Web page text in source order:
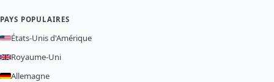
PAYS POPULAIRES
États-Unis d'Amérique
Royaume-Uni
Allemagne